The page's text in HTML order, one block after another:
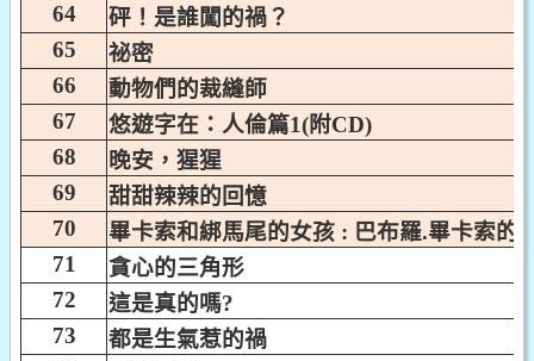
64
砰！是誰闖的禍？
65
祕密
66
動物們的裁縫師
67
悠遊字在：人倫篇1(附CD)
68
晚安，猩猩
69
甜甜辣辣的回憶
70
畢卡索和綁馬尾的女孩 : 巴布羅.畢卡索的
71
貪心的三角形
72
這是真的嗎?
73
都是生氣惹的禍